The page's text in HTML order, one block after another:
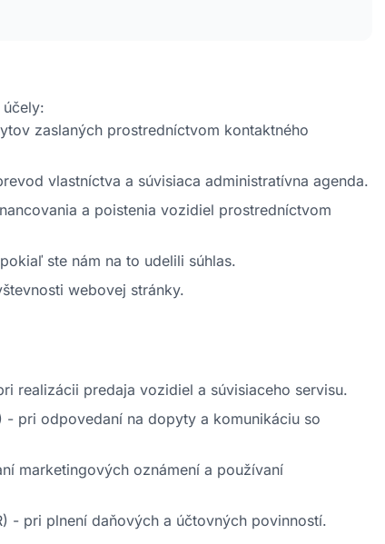
účely:
zaslaných prostredníctvom kontaktného
vlastníctva a súvisiaca administratívna agenda.
a poistenia vozidiel prostredníctvom
ste nám na to udelili súhlas.
webovej stránky.
realizácii predaja vozidiel a súvisiaceho servisu.
- pri odpovedaní na dopyty a komunikáciu so
marketingových oznámení a používaní
- pri plnení daňových a účtovných povinností.